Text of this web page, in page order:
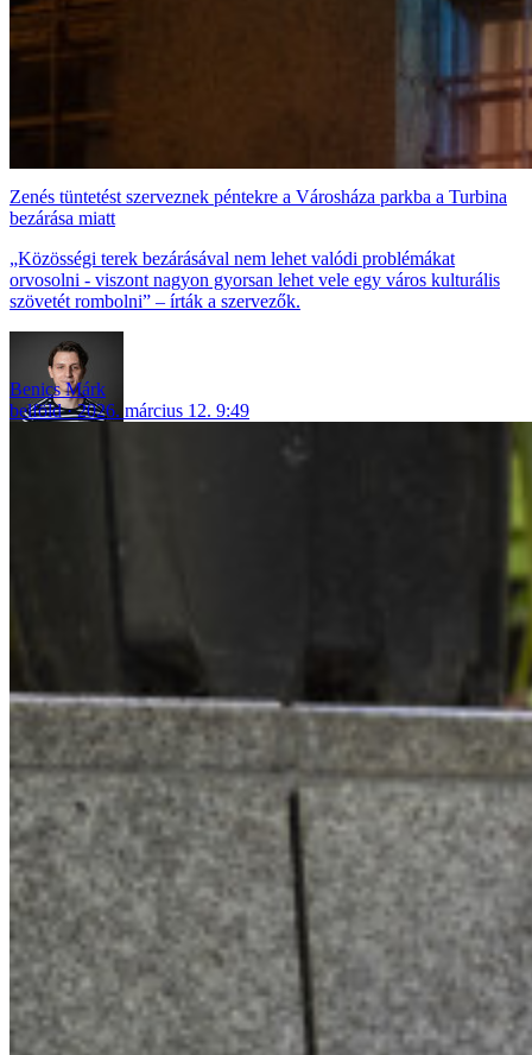
Zenés tüntetést szerveznek péntekre a Városháza parkba a Turbina
bezárása miatt
„Közösségi terek bezárásával nem lehet valódi problémákat
orvosolni - viszont nagyon gyorsan lehet vele egy város kulturális
szövetét rombolni” – írták a szervezők.
Benics Márk
belföld
2026. március 12. 9:49